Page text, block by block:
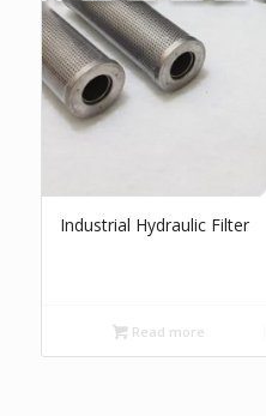
Industrial Hydraulic Filter
Read more